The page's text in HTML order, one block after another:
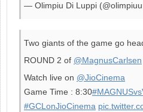
— Olimpiu Di Luppi
Two giants of the game go
ROUND 2 of @MagnusCarlsen
Watch live on @JioCinema
Game Time : 8:30
#GCLonJioCinema